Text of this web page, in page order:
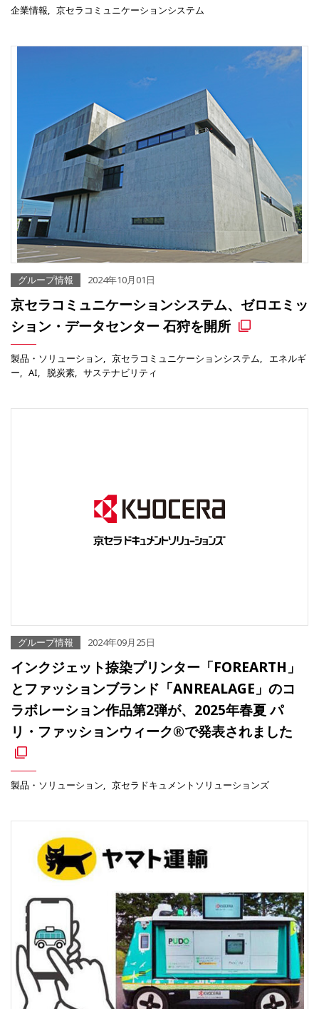
企業情報 京セラコミュニケーションシステム
グループ情報 2024年10月01日
京セラコミュニケーションシステム、ゼロエミッ
ション・データセンター 石狩を開所
製品・ソリューション 京セラコミュニケーションシステム
エネルギ
ー
AI 脱炭素 サステナビリティ
グループ情報 2024年09月25日
インクジェット捺染プリンター「FOREARTH」
とファッションブランド「ANREALAGE」のコ
ラボレーション作品第2弾が、2025年春夏 パ
リ・ファッションウィーク®で発表されました
製品・ソリューション 京セラドキュメントソリューションズ